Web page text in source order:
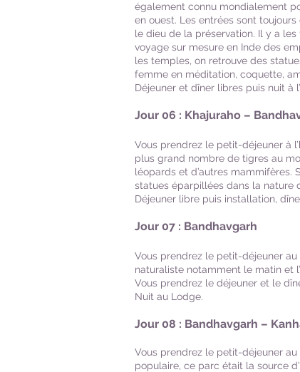
également connu mondialement
en ouest. Les entrées sont
le dieu de la préservation. Il y a
voyage sur mesure en Inde des
les temples, on retrouve des
femme en méditation, coquette,
Déjeuner et dîner libres puis nuit à
Jour 06 : Khajuraho –
Vous prendrez le petit-déjeuner à
plus grand nombre de tigres au
léopards et d’autres mammifères.
statues éparpillées dans la nature
Déjeuner libre puis installation,
Jour 07 : Bandhavgarh
Vous prendrez le petit-déjeuner au
naturaliste notamment le matin et
Vous prendrez le déjeuner et le
Nuit au Lodge.
Jour 08 : Bandhavgarh –
Vous prendrez le petit-déjeuner
populaire, ce parc était la source